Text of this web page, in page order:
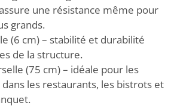
une résistance même pour
grands.
(6 cm) – stabilité et durabilité
de la structure.
(75 cm) – idéale pour les
les restaurants, les bistrots et